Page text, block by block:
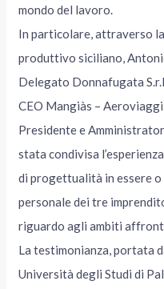
mondo del lavoro.
In particolare, attraverso
produttivo siciliano,
Delegato Donnafugata
CEO Mangiàs – Aeroviaggi
Presidente e
stata condivisa
di progettualità in essere
personale dei tre
riguardo agli ambiti
La testimonianza, portata
Università degli Studi di